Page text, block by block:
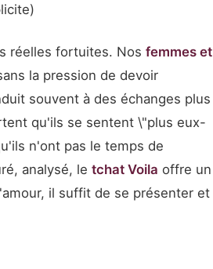
réelles fortuites. Nos femmes et
la pression de devoir
souvent à des échanges plus
qu'ils se sentent \"plus eux-
n'ont pas le temps de
analysé, le tchat Voila offre un
il suffit de se présenter et